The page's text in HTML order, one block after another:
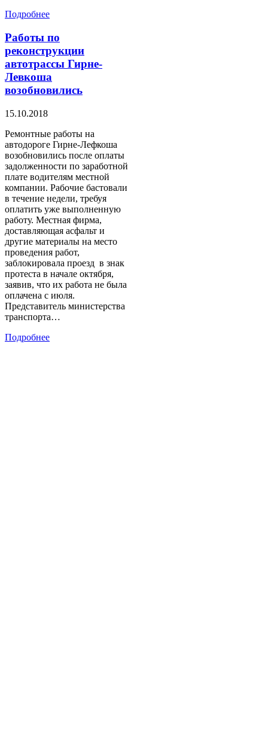
Подробнее
Работы по
реконструкции
автотрассы Гирне-
Левкоша
возобновились
15.10.2018
Ремонтные работы на
автодороге Гирне-Лефкоша
возобновились после оплаты
задолженности по заработной
плате водителям местной
компании. Рабочие бастовали
в течение недели, требуя
оплатить уже выполненную
работу. Местная фирма,
доставляющая асфальт и
другие материалы на место
проведения работ,
заблокировала проезд в знак
протеста в начале октября,
заявив, что их работа не была
оплачена с июля.
Представитель министерства
транспорта…
Подробнее